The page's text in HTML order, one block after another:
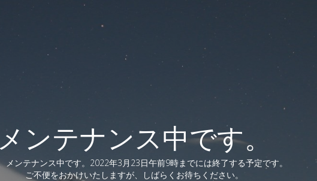
ンテナンス中です。
メンテナンス中です。2022年3月23日午前9時までには終了する予定です。
ご不便をおかけいたしますが、しばらくお待ちください。